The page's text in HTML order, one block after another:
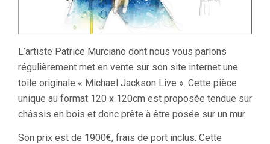
L’artiste Patrice Murciano dont nous vous parlons
régulièrement met en vente sur son site internet une
toile originale « Michael Jackson Live ». Cette pièce
unique au format 120 x 120cm est proposée tendue sur
châssis en bois et donc prête à être posée sur un mur.
Son prix est de 1900€, frais de port inclus. Cette